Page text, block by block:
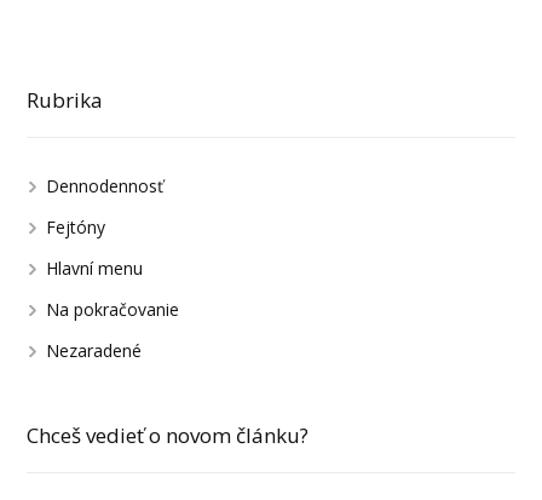
Rubrika
Dennodennosť
Fejtóny
Hlavní menu
Na pokračovanie
Nezaradené
Chceš vedieť o novom článku?